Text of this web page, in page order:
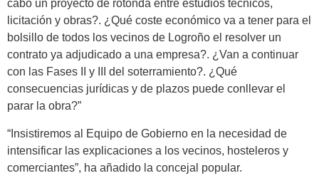
cabo un proyecto de rotonda entre estudios técnicos,
licitación y obras?. ¿Qué coste económico va a tener para el
bolsillo de todos los vecinos de Logroño el resolver un
contrato ya adjudicado a una empresa?. ¿Van a continuar
con las Fases II y III del soterramiento?. ¿Qué
consecuencias jurídicas y de plazos puede conllevar el
parar la obra?”
“Insistiremos al Equipo de Gobierno en la necesidad de
intensificar las explicaciones a los vecinos, hosteleros y
comerciantes”, ha añadido la concejal popular.